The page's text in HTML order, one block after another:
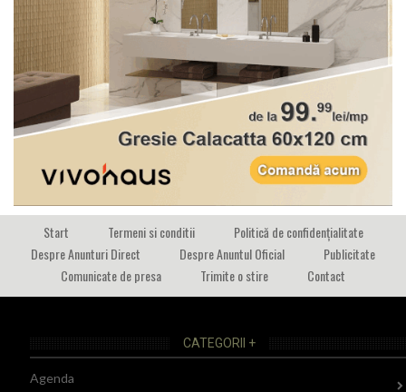
Start Termeni si conditii
Politică de confidențialitate
Despre Anunturi Direct
Despre Anuntul Oficial
Publicitate
Comunicate de presa
Trimite o stire Contact
CATEGORII +
Agenda